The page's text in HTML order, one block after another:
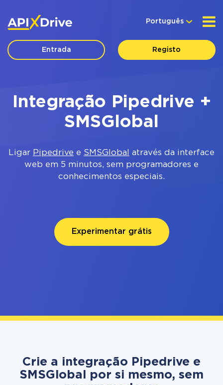
Português
Entrada Registo
Integração Pipedrive +
SMSGlobal
Ligar Pipedrive e SMSGlobal
através da interface
web em 5 minutos, sem programadores e
conhecimentos especiais.
Experimentar grátis
Crie a integração Pipedrive e
SMSGlobal por si mesmo, sem